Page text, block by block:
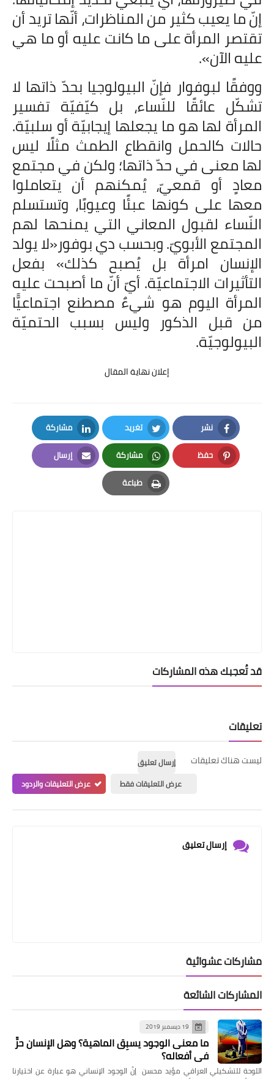
إنّ ما يعيب كثير من المناظرات، أنّها تريد أن
تقتصر المرأة على ما كانت عليه أو ما هي
عليه الآن».
ووفقًا لبوفوار فإنّ البيولوجيا بحدّ ذاتها لا
تشكّل عائقًا للنّساء، بل كيّفيّة تفسير
المرأة لها هو ما يجعلها إيجابيّة أو سلبيّة.
حالات كالحمل وانقطاع الطمث مثلًا ليس
لها معنى في حدّ ذاتها؛ ولكن في مجتمع
معادٍ أو قمعيّ، يُمكنهم أن يتعاملوا
معها على كونها عبئًا وعيوبًا، وتستسلم
النّساء لقبول المعاني التي يمنحها لهم
المجتمع الأبويّ. وبحسب دي بوفور«لا يولد
الإنسان امرأة بل يُصبح كذلك» بفعل
التأثيرات الاجتماعيّة. أيّ أنّ ما أصبحت عليه
المرأة اليوم هو شيءٌ مصطنع اجتماعيًّا
من قبل الذكور وليس بسبب الحتميّة
البيولوجيّة.
إعلان نهاية المقال
نشر
Facebook
تغريد
Twitter
مشاركة
LinkedIn
حفظ
Pinterest
مشاركة
Whatsapp
إرسال
Email
طباعة
Print
قد تُعجبك هذه المشاركات
تعليقات
ليست هناك تعليقات
إرسال تعليق
عرض التعليقات فقط
عرض التعليقات والردود
إرسال تعليق
مشاركات عشوائية
المشاركات الشائعة
19 ديسمبر 2019
ما معنى الوجود يسبِق الماهية؟ وهل الإنسان حرٌّ
في أفعاله؟
اللوحة للتشكيلي العراقي مؤيد محسن إنَّ الوجود الإنساني هو عبارة عن اختيارنا